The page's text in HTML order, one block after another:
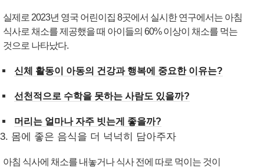
실제로 2023년 영국 어린이집 8곳에서 실시한 연구에서는 아침
식사로 채소를 제공했을 때 아이들의 60% 이상이 채소를 먹는
것으로 나타났다.
신체 활동이 아동의 건강과 행복에 중요한 이유는?
선천적으로 수학을 못하는 사람도 있을까?
머리는 얼마나 자주 빗는게 좋을까?
3. 몸에 좋은 음식을 더 넉넉히 담아주자
아침 식사에 채소를 내놓거나 식사 전에 따로 먹이는 것이